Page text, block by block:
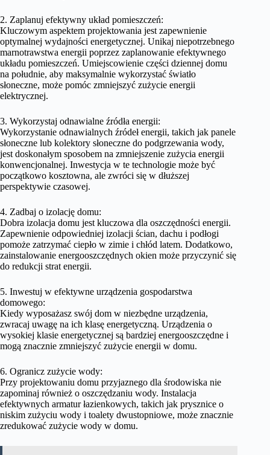
2. Zaplanuj efektywny układ pomieszczeń:
Kluczowym aspektem projektowania jest zapewnienie
optymalnej wydajności energetycznej. Unikaj niepotrzebnego
marnotrawstwa energii poprzez zaplanowanie efektywnego
układu pomieszczeń. Umiejscowienie części dziennej domu
na południe, aby maksymalnie wykorzystać światło
słoneczne, może pomóc zmniejszyć zużycie energii
elektrycznej.
3. Wykorzystaj odnawialne źródła energii:
Wykorzystanie odnawialnych źródeł energii, takich jak panele
słoneczne lub kolektory słoneczne do podgrzewania wody,
jest doskonałym sposobem na zmniejszenie zużycia energii
konwencjonalnej. Inwestycja w te technologie może być
początkowo kosztowna, ale zwróci się w dłuższej
perspektywie czasowej.
4. Zadbaj o izolację domu:
Dobra izolacja domu jest kluczowa dla oszczędności energii.
Zapewnienie odpowiedniej izolacji ścian, dachu i podłogi
pomoże zatrzymać ciepło w zimie i chłód latem. Dodatkowo,
zainstalowanie energooszczędnych okien może przyczynić się
do redukcji strat energii.
5. Inwestuj w efektywne urządzenia gospodarstwa
domowego:
Kiedy wyposażasz swój dom w niezbędne urządzenia,
zwracaj uwagę na ich klasę energetyczną. Urządzenia o
wysokiej klasie energetycznej są bardziej energooszczędne i
mogą znacznie zmniejszyć zużycie energii w domu.
6. Ogranicz zużycie wody:
Przy projektowaniu domu przyjaznego dla środowiska nie
zapominaj również o oszczędzaniu wody. Instalacja
efektywnych armatur łazienkowych, takich jak prysznice o
niskim zużyciu wody i toalety dwustopniowe, może znacznie
zredukować zużycie wody w domu.